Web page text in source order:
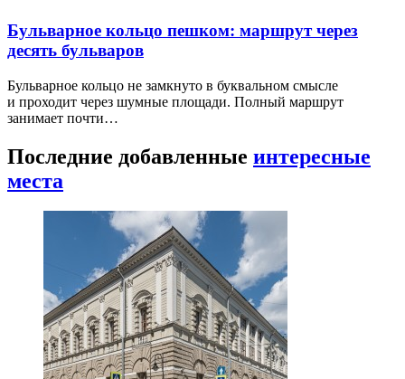
Бульварное кольцо пешком: маршрут через
десять бульваров
Бульварное кольцо не замкнуто в буквальном смысле
и проходит через шумные площади. Полный маршрут
занимает почти…
Последние добавленные интересные
места